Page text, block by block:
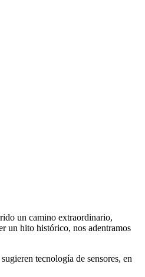
un camino extraordinario,
un hito histórico, nos adentramos